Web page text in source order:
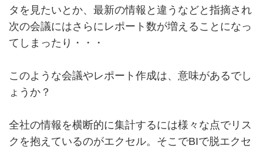
タを見たいとか、最新の情報と違うなどと指摘され
次の会議にはさらにレポート数が増えることになっ
てしまったり・・・
このような会議やレポート作成は、意味があるでし
ょうか？
全社の情報を横断的に集計するには様々な点でリス
クを抱えているのがエクセル。そこでBIで脱エクセ